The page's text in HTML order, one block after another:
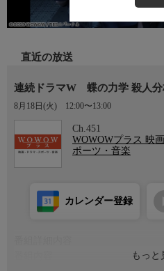
直近の放送
連続ドラマW 蝶の力学 殺人分
8月18日(火) 12:00〜13:00
Ch.451
WOWOWプラス 映
ポーツ・音楽
もっと
カレンダー登録